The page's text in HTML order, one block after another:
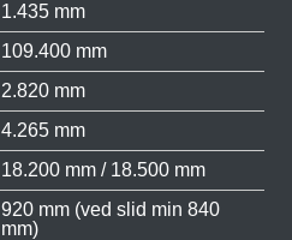
1.435 mm
109.400 mm
2.820 mm
4.265 mm
18.200 mm / 18.500 mm
920 mm (ved slid min 840
mm)